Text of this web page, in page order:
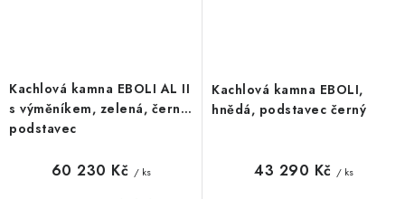
Kachlová kamna EBOLI AL II
s výměníkem, zelená, černý
podstavec
60 230 Kč / ks
Kachlová kamna EBOLI,
hnědá, podstavec černý
43 290 Kč / ks